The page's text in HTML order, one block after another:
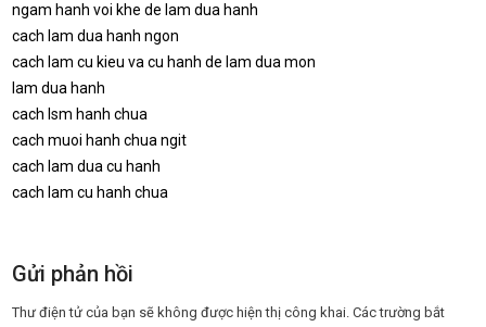
ngam hanh voi khe de lam dua hanh
cach lam dua hanh ngon
cach lam cu kieu va cu hanh de lam dua mon
lam dua hanh
cach lsm hanh chua
cach muoi hanh chua ngit
cach lam dua cu hanh
cach lam cu hanh chua
Gửi phản hồi
Thư điện tử của bạn sẽ không được hiện thị công khai. Các trường bắt